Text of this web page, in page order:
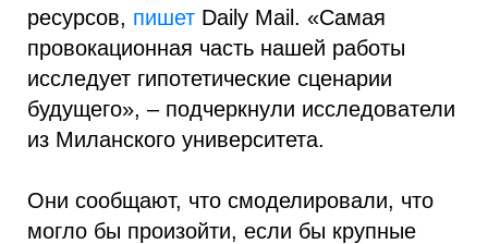
ресурсов, пишет Daily Mail. «Самая
провокационная часть нашей работы
исследует гипотетические сценарии
будущего», – подчеркнули исследователи
из Миланского университета.
Они сообщают, что смоделировали, что
могло бы произойти, если бы крупные